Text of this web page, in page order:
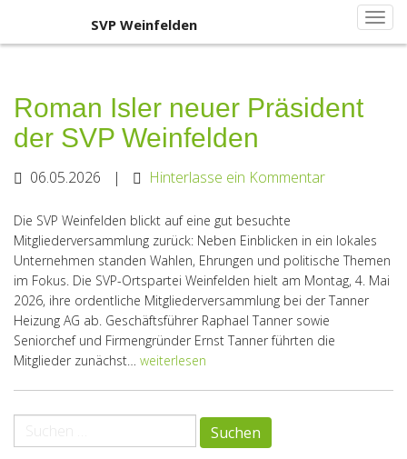
Primary
Menu
content
SVP Weinfelden
Roman Isler neuer Präsident
der SVP Weinfelden
06.05.2026 | Hinterlasse ein Kommentar
Die SVP Weinfelden blickt auf eine gut besuchte
Mitgliederversammlung zurück: Neben Einblicken in ein lokales
Unternehmen standen Wahlen, Ehrungen und politische Themen
im Fokus. Die SVP-Ortspartei Weinfelden hielt am Montag, 4. Mai
2026, ihre ordentliche Mitgliederversammlung bei der Tanner
Heizung AG ab. Geschäftsführer Raphael Tanner sowie
Seniorchef und Firmengründer Ernst Tanner führten die
Mitglieder zunächst… weiterlesen